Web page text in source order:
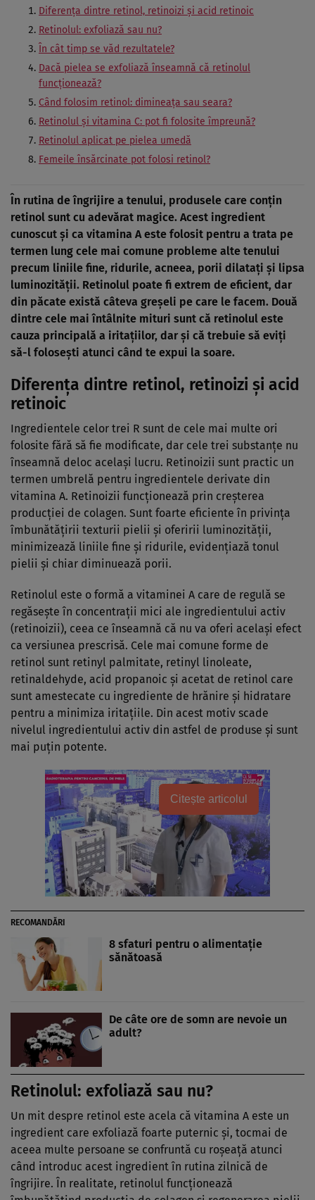
Diferenţa dintre retinol, retinoizi şi acid retinoic
Retinolul: exfoliază sau nu?
În cât timp se văd rezultatele?
Dacă pielea se exfoliază înseamnă că retinolul
funcţionează?
Când folosim retinol: dimineaţa sau seara?
Retinolul şi vitamina C: pot fi folosite împreună?
Retinolul aplicat pe pielea umedă
Femeile însărcinate pot folosi retinol?
În rutina de îngrijire a tenului, produsele care conţin
retinol sunt cu adevărat magice. Acest ingredient
cunoscut şi ca vitamina A este folosit pentru a trata pe
termen lung cele mai comune probleme alte tenului
precum liniile fine, ridurile, acneea, porii dilataţi şi lipsa
luminozităţii. Retinolul poate fi extrem de eficient, dar
din păcate există câteva greşeli pe care le facem. Două
dintre cele mai întâlnite mituri sunt că retinolul este
cauza principală a iritaţiilor, dar şi că trebuie să eviţi
să-l foloseşti atunci când te expui la soare.
Diferenţa dintre retinol, retinoizi şi acid
retinoic
Ingredientele celor trei R sunt de cele mai multe ori
folosite fără să fie modificate, dar cele trei substanţe nu
înseamnă deloc acelaşi lucru. Retinoizii sunt practic un
termen umbrelă pentru ingredientele derivate din
vitamina A. Retinoizii funcţionează prin creşterea
producţiei de colagen. Sunt foarte eficiente în privinţa
îmbunătăţirii texturii pielii şi oferirii luminozităţii,
minimizează liniile fine şi ridurile, evidenţiază tonul
pielii şi chiar diminuează porii.
Retinolul este o formă a vitaminei A care de regulă se
regăseşte în concentraţii mici ale ingredientului activ
(retinoizii), ceea ce înseamnă că nu va oferi acelaşi efect
ca versiunea prescrisă. Cele mai comune forme de
retinol sunt retinyl palmitate, retinyl linoleate,
retinaldehyde, acid propanoic şi acetat de retinol care
sunt amestecate cu ingrediente de hrănire şi hidratare
pentru a minimiza iritaţiile. Din acest motiv scade
nivelul ingredientului activ din astfel de produse şi sunt
mai puţin potente.
Citește articolul
RECOMANDĂRI
8 sfaturi pentru o alimentaţie
sănătoasă
De câte ore de somn are nevoie un
adult?
Retinolul: exfoliază sau nu?
Un mit despre retinol este acela că vitamina A este un
ingredient care exfoliază foarte puternic şi, tocmai de
aceea multe persoane se confruntă cu roşeaţă atunci
când introduc acest ingredient în rutina zilnică de
îngrijire. În realitate, retinolul funcţionează